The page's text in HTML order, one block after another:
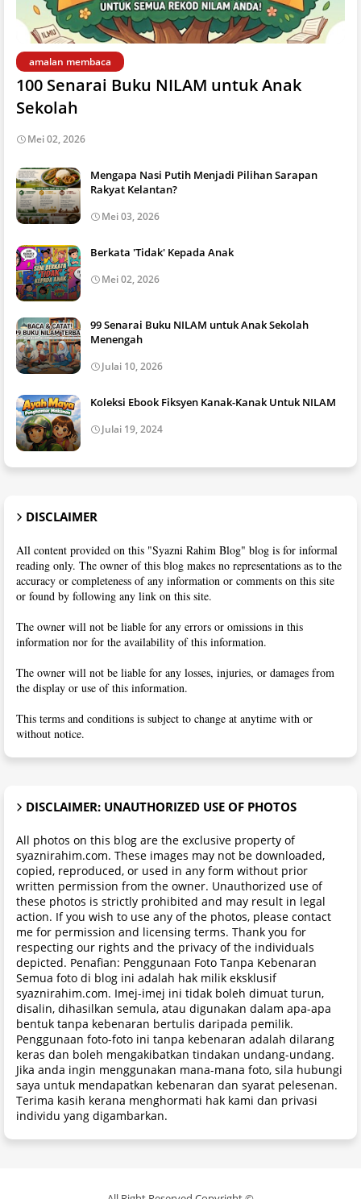
amalan membaca
100 Senarai Buku NILAM untuk Anak
Sekolah
Mei 02, 2026
Mengapa Nasi Putih Menjadi Pilihan Sarapan
Rakyat Kelantan?
Mei 03, 2026
Berkata 'Tidak' Kepada Anak
Mei 02, 2026
99 Senarai Buku NILAM untuk Anak Sekolah
Menengah
Julai 10, 2026
Koleksi Ebook Fiksyen Kanak-Kanak Untuk NILAM
Julai 19, 2024
DISCLAIMER
All content provided on this "Syazni Rahim Blog" blog is for informal
reading only. The owner of this blog makes no representations as to the
accuracy or completeness of any information or comments on this site
or found by following any link on this site.
The owner will not be liable for any errors or omissions in this
information nor for the availability of this information.
The owner will not be liable for any losses, injuries, or damages from
the display or use of this information.
This terms and conditions is subject to change at anytime with or
without notice.
DISCLAIMER: UNAUTHORIZED USE OF PHOTOS
All photos on this blog are the exclusive property of
syaznirahim.com. These images may not be downloaded,
copied, reproduced, or used in any form without prior
written permission from the owner. Unauthorized use of
these photos is strictly prohibited and may result in legal
action. If you wish to use any of the photos, please contact
me for permission and licensing terms. Thank you for
respecting our rights and the privacy of the individuals
depicted. Penafian: Penggunaan Foto Tanpa Kebenaran
Semua foto di blog ini adalah hak milik eksklusif
syaznirahim.com. Imej-imej ini tidak boleh dimuat turun,
disalin, dihasilkan semula, atau digunakan dalam apa-apa
bentuk tanpa kebenaran bertulis daripada pemilik.
Penggunaan foto-foto ini tanpa kebenaran adalah dilarang
keras dan boleh mengakibatkan tindakan undang-undang.
Jika anda ingin menggunakan mana-mana foto, sila hubungi
saya untuk mendapatkan kebenaran dan syarat pelesenan.
Terima kasih kerana menghormati hak kami dan privasi
individu yang digambarkan.